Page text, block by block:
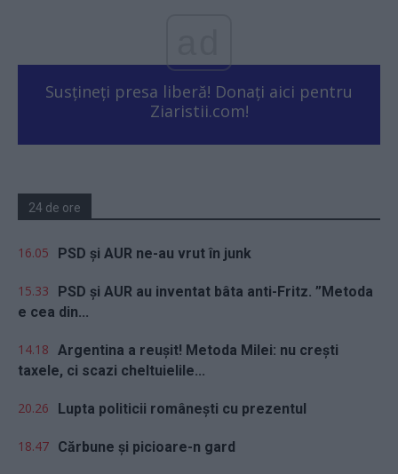
Susțineți presa liberă! Donați aici pentru
Ziaristii.com!
24 de ore
16.05 PSD și AUR ne-au vrut în junk
15.33
PSD și AUR au inventat bâta anti-Fritz. ”Metoda
e cea din...
14.18 Argentina a reușit! Metoda Milei: nu crești
taxele, ci scazi cheltuielile...
20.26 Lupta politicii românești cu prezentul
18.47 Cărbune și picioare-n gard